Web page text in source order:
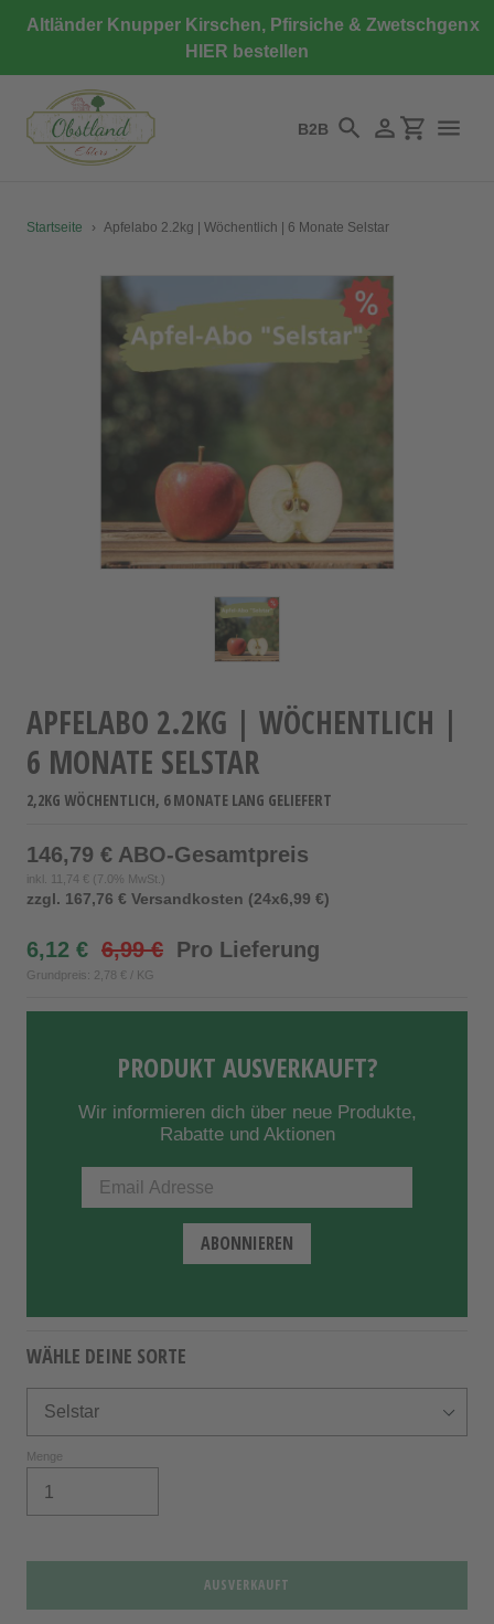
zumAltländer Knupper Kirschen, Pfirsiche & Zwetschgen
HIER bestellen
x
B2B SuchenEinloggen
Startseite › Apfelabo 2.2kg | Wöchentlich | 6 Monate Selstar
APFELABO 2.2KG | WÖCHENTLICH |
6 MONATE SELSTAR
2,2KG WÖCHENTLICH, 6 MONATE LANG GELIEFERT
146,79 € ABO-Gesamtpreis
inkl. 11,74 € (7.0% MwSt.)
zzgl. 167,76 € Versandkosten (24x6,99 €)
6,12 € 6,99 € Pro Lieferung
Grundpreis: 2,78 € / KG
PRODUKT AUSVERKAUFT?
Wir informieren dich über neue Produkte,
Rabatte und Aktionen
WÄHLE DEINE SORTE
Menge
AUSVERKAUFT